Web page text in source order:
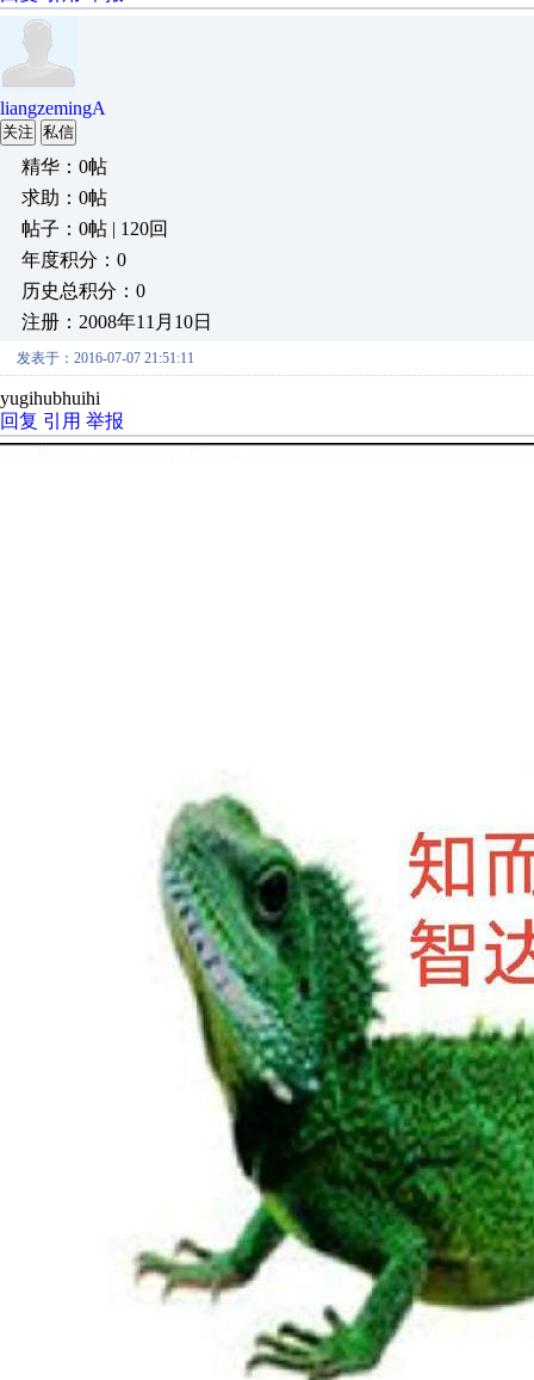
liangzemingA
关注 私信
精华：0帖
求助：0帖
帖子：0帖 | 120回
年度积分：0
历史总积分：0
注册：2008年11月10日
发表于：2016-07-07 21:51:11
yugihubhuihi
回复 引用 举报